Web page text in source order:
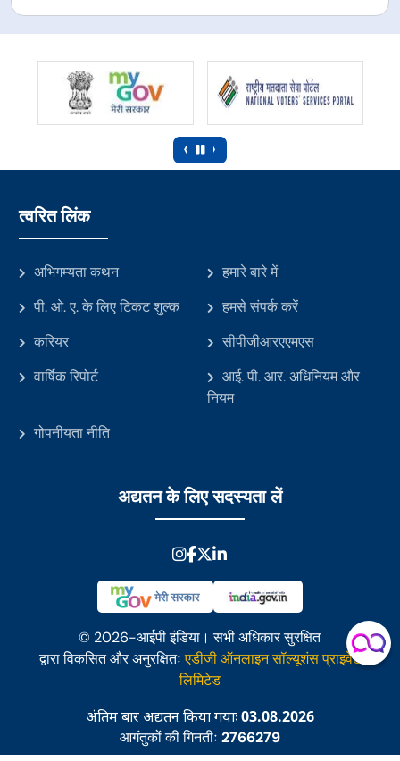
‹ ›
त्वरित लिंक
अभिगम्यता कथन
हमारे बारे में
पी. ओ. ए. के लिए टिकट शुल्क
हमसे संपर्क करें
करियर
सीपीजीआरएएमएस
वार्षिक रिपोर्ट
आई. पी. आर. अधिनियम और
नियम
गोपनीयता नीति
अद्यतन के लिए सदस्यता लें
© 2026-आईपी इंडिया। सभी अधिकार सुरक्षित
द्वारा विकसित और अनुरक्षितःएडीजी ऑनलाइन सॉल्यूशंस प्राइवेट
लिमिटेड
अंतिम बार अद्यतन किया गयाः03.08.2026
आगंतुकों की गिनतीः 2766279